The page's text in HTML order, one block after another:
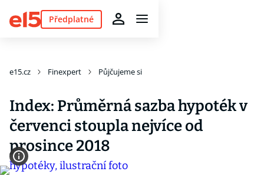
Předplatné
e15.cz Finexpert Půjčujeme si
Index: Průměrná sazba hypoték v
červenci stoupla nejvíce od
prosince 2018